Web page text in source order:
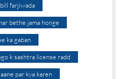
farjiwada
bethe jama honge
ka gaban
k sashtra license radd
par kya karen